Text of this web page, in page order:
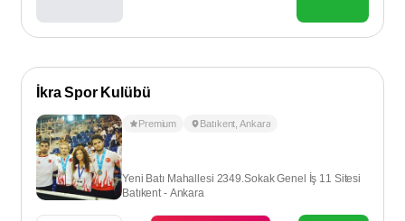
İkra Spor Kulübü
Premium Batıkent ,Ankara
Yeni Batı Mahallesi 2349.Sokak Genel İş 11 Sitesi
Batıkent - Ankara